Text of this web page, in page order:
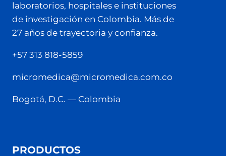
laboratorios, hospitales e instituciones
de investigación en Colombia. Más de
27 años de trayectoria y confianza.
+57 313 818-5859
micromedica@micromedica.com.co
Bogotá, D.C. — Colombia
PRODUCTOS